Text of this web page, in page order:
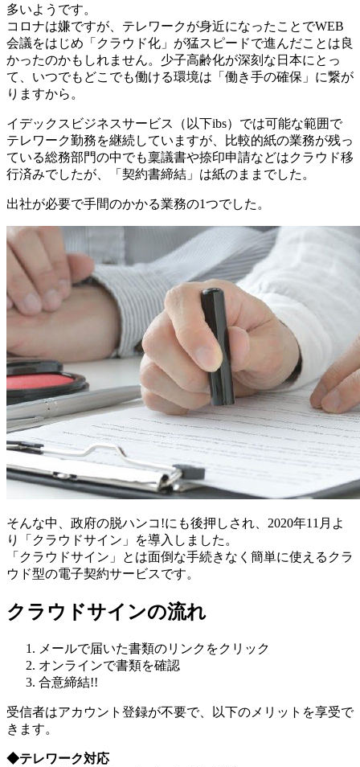
多いようです。
コロナは嫌ですが、テレワークが身近になったことでWEB
会議をはじめ「クラウド化」が猛スピードで進んだことは良
かったのかもしれません。少子高齢化が深刻な日本にとっ
て、いつでもどこでも働ける環境は「働き手の確保」に繋が
りますから。
イデックスビジネスサービス（以下ibs）では可能な範囲で
テレワーク勤務を継続していますが、比較的紙の業務が残っ
ている総務部門の中でも稟議書や捺印申請などはクラウド移
行済みでしたが、「契約書締結」は紙のままでした。
出社が必要で手間のかかる業務の1つでした。
そんな中、政府の脱ハンコ!にも後押しされ、2020年11月よ
り「クラウドサイン」を導入しました。
「クラウドサイン」とは面倒な手続きなく簡単に使えるクラ
ウド型の電子契約サービスです。
クラウドサインの流れ
メールで届いた書類のリンクをクリック
オンラインで書類を確認
合意締結!!
受信者は​アカウント登録が不要で、以下のメリットを享受で
きます。
◆テレワーク対応